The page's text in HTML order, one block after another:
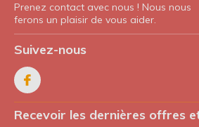
Prenez contact avec nous ! Nous nous
ferons un plaisir de vous aider.
Suivez-nous
Recevoir les dernières offres